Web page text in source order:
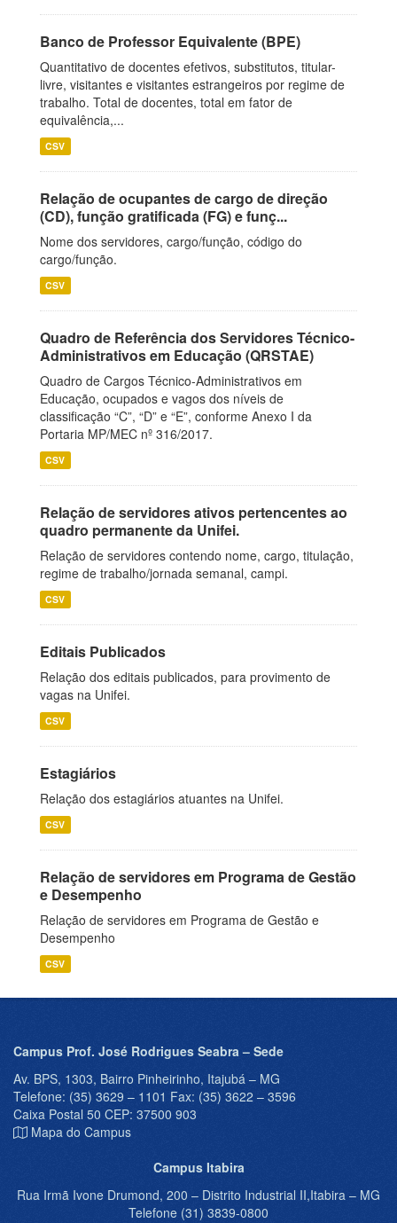
Banco de Professor Equivalente (BPE)
Quantitativo de docentes efetivos, substitutos, titular-
livre, visitantes e visitantes estrangeiros por regime de
trabalho. Total de docentes, total em fator de
equivalência,...
CSV
Relação de ocupantes de cargo de direção
(CD), função gratificada (FG) e funç...
Nome dos servidores, cargo/função, código do
cargo/função.
CSV
Quadro de Referência dos Servidores Técnico-
Administrativos em Educação (QRSTAE)
Quadro de Cargos Técnico-Administrativos em
Educação, ocupados e vagos dos níveis de
classificação “C”, “D” e “E”, conforme Anexo I da
Portaria MP/MEC nº 316/2017.
CSV
Relação de servidores ativos pertencentes ao
quadro permanente da Unifei.
Relação de servidores contendo nome, cargo, titulação,
regime de trabalho/jornada semanal, campi.
CSV
Editais Publicados
Relação dos editais publicados, para provimento de
vagas na Unifei.
CSV
Estagiários
Relação dos estagiários atuantes na Unifei.
CSV
Relação de servidores em Programa de Gestão
e Desempenho
Relação de servidores em Programa de Gestão e
Desempenho
CSV
Campus Prof. José Rodrigues Seabra – Sede
Av. BPS, 1303, Bairro Pinheirinho, Itajubá – MG
Telefone: (35) 3629 – 1101 Fax: (35) 3622 – 3596
Caixa Postal 50 CEP: 37500 903
Mapa do Campus
Campus Itabira
Rua Irmã Ivone Drumond, 200 – Distrito Industrial II,Itabira – MG
Telefone (31) 3839-0800